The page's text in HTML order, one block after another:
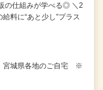
の仕組みが学べる◎ ＼2
料に“あと少し”プラス
宮城県各地のご自宅 ※